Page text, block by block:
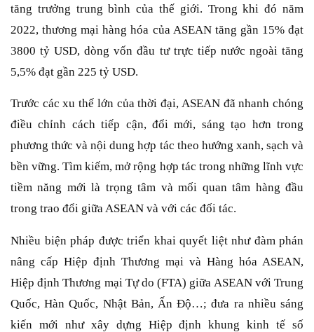
tăng trưởng trung bình của thế giới. Trong khi đó năm
2022, thương mại hàng hóa của ASEAN tăng gần 15% đạt
3800 tỷ USD, dòng vốn đầu tư trực tiếp nước ngoài tăng
5,5% đạt gần 225 tỷ USD.
Trước các xu thế lớn của thời đại, ASEAN đã nhanh chóng
điều chỉnh cách tiếp cận, đổi mới, sáng tạo hơn trong
phương thức và nội dung hợp tác theo hướng xanh, sạch và
bền vững. Tìm kiếm, mở rộng hợp tác trong những lĩnh vực
tiềm năng mới là trọng tâm và mối quan tâm hàng đầu
trong trao đổi giữa ASEAN và với các đối tác.
Nhiều biện pháp được triển khai quyết liệt như đàm phán
nâng cấp Hiệp định Thương mại và Hàng hóa ASEAN,
Hiệp định Thương mại Tự do (FTA) giữa ASEAN với Trung
Quốc, Hàn Quốc, Nhật Bản, Ấn Độ…; đưa ra nhiều sáng
kiến mới như xây dựng Hiệp định khung kinh tế số